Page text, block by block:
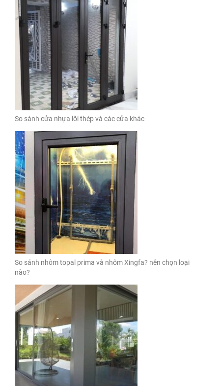
So sánh cửa nhựa lõi thép và các cửa khác
So sánh nhôm topal prima và nhôm Xingfa? nên chọn loại
nào?